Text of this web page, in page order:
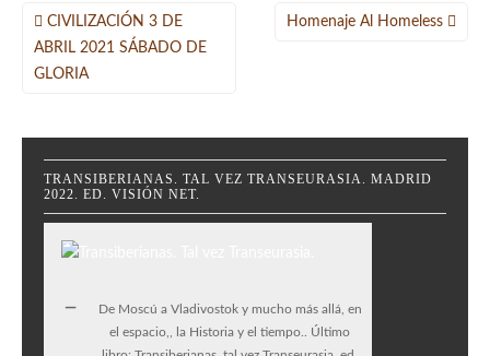
Navegación
de
entradas
CIVILIZACIÓN 3 DE
ABRIL 2021 SÁBADO DE
GLORIA
Homenaje Al Homeless
TRANSIBERIANAS. TAL VEZ TRANSEURASIA. MADRID
2022. ED. VISIÓN NET.
De Moscú a Vladivostok y mucho más allá, en
el espacio,, la Historia y el tiempo.. Último